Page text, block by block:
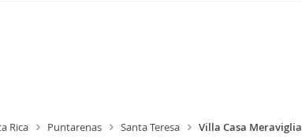
Rica Puntarenas Santa Teresa Villa Casa Meraviglia